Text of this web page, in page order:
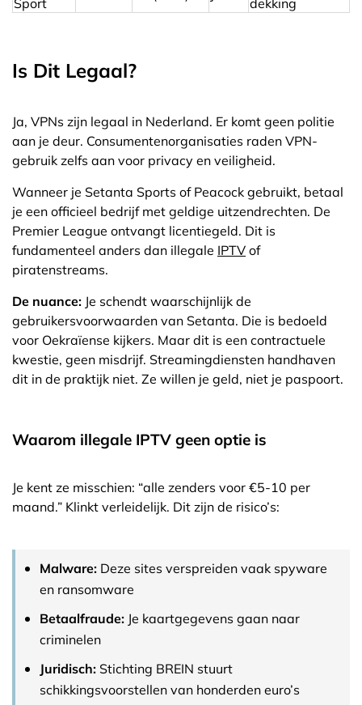
Is Dit Legaal?
Ja, VPNs zijn legaal in Nederland. Er komt geen politie
aan je deur. Consumentenorganisaties raden VPN-
gebruik zelfs aan voor privacy en veiligheid.
Wanneer je Setanta Sports of Peacock gebruikt, betaal
je een officieel bedrijf met geldige uitzendrechten. De
Premier League ontvangt licentiegeld. Dit is
fundamenteel anders dan illegale IPTVof
piratenstreams.
De nuance: Je schendt waarschijnlijk de
gebruikersvoorwaarden van Setanta. Die is bedoeld
voor Oekraïense kijkers. Maar dit is een contractuele
kwestie, geen misdrijf. Streamingdiensten handhaven
dit in de praktijk niet. Ze willen je geld, niet je paspoort.
Waarom illegale IPTV geen optie is
Je kent ze misschien: “alle zenders voor €5-10 per
maand.” Klinkt verleidelijk. Dit zijn de risico’s:
Malware: Deze sites verspreiden vaak spyware
en ransomware
Betaalfraude: Je kaartgegevens gaan naar
criminelen
Juridisch: Stichting BREIN stuurt
schikkingsvoorstellen van honderden euro’s